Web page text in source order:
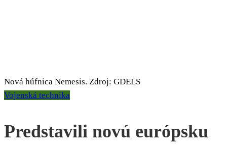
Nová húfnica Nemesis. Zdroj: GDELS
Vojenská technika
Predstavili novú európsku